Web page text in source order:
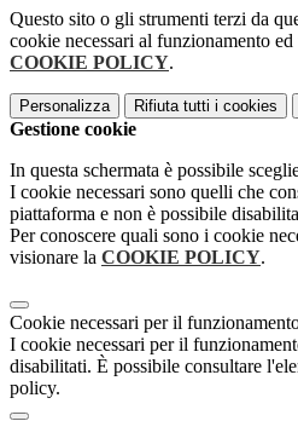
Questo sito o gli strumenti terzi da
cookie necessari al funzionamento
COOKIE POLICY.
Personalizza Rifiuta tutti i cookies
Gestione cookie
In questa schermata è possibile
I cookie necessari sono quelli che
piattaforma e non è possibile
Per conoscere quali sono i cookie
visionare la COOKIE POLICY.
Cookie necessari per il
I cookie necessari per il
disabilitati. È possibile consultare
policy.